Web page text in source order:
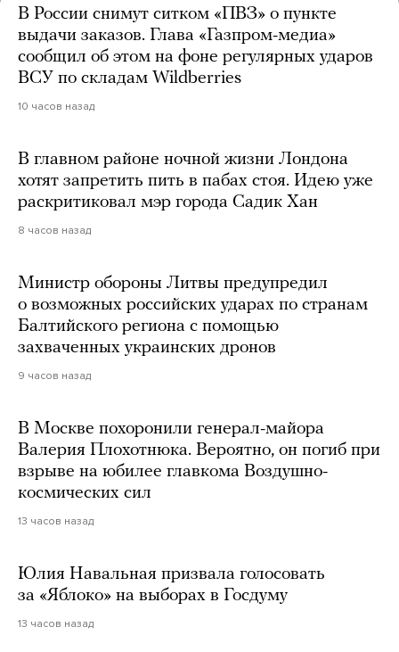
В России снимут ситком «ПВЗ» о пункте
выдачи заказов. Глава «Газпром-медиа»
сообщил об этом на фоне регулярных ударов
ВСУ по складам Wildberries
10 часов назад
В главном районе ночной жизни Лондона
хотят запретить пить в пабах стоя. Идею уже
раскритиковал мэр города Садик Хан
8 часов назад
Министр обороны Литвы предупредил
о возможных российских ударах по странам
Балтийского региона с помощью
захваченных украинских дронов
9 часов назад
В Москве похоронили генерал-майора
Валерия Плохотнюка. Вероятно, он погиб при
взрыве на юбилее главкома Воздушно-
космических сил
13 часов назад
Юлия Навальная призвала голосовать
за «Яблоко» на выборах в Госдуму
13 часов назад